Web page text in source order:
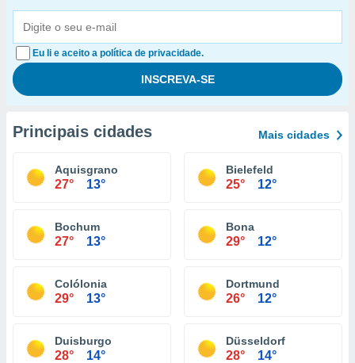
Eu li e aceito a política de privacidade.
Principais cidades Mais cidades
Aquisgrano
27° 13°
Bielefeld
25° 12°
Bochum
27° 13°
Bona
29° 12°
Colólonia
29° 13°
Dortmund
26° 12°
Duisburgo
28° 14°
Düsseldorf
28° 14°